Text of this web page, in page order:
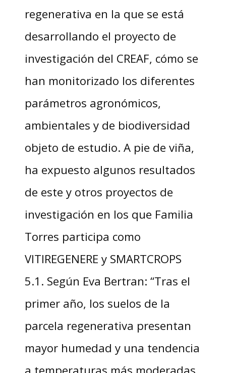
regenerativa en la que se está
desarrollando el proyecto de
investigación del CREAF, cómo se
han monitorizado los diferentes
parámetros agronómicos,
ambientales y de biodiversidad
objeto de estudio. A pie de viña,
ha expuesto algunos resultados
de este y otros proyectos de
investigación en los que Familia
Torres participa como
VITIREGENERE y SMARTCROPS
5.1. Según Eva Bertran: “Tras el
primer año, los suelos de la
parcela regenerativa presentan
mayor humedad y una tendencia